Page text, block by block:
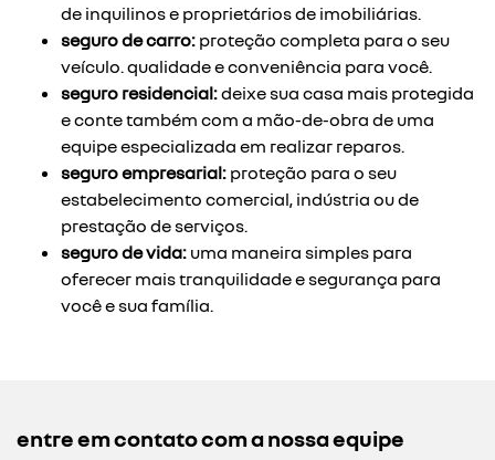
de inquilinos e proprietários de imobiliárias.
seguro de carro: proteção completa para o seu
veículo. qualidade e conveniência para você.
seguro residencial:deixe sua casa mais protegida
e conte também com a mão-de-obra de uma
equipe especializada em realizar reparos.
seguro empresarial: proteção para o seu
estabelecimento comercial, indústria ou de
prestação de serviços.
seguro de vida: uma maneira simples para
oferecer mais tranquilidade e segurança para
você e sua família.
entre em contato com a nossa equipe